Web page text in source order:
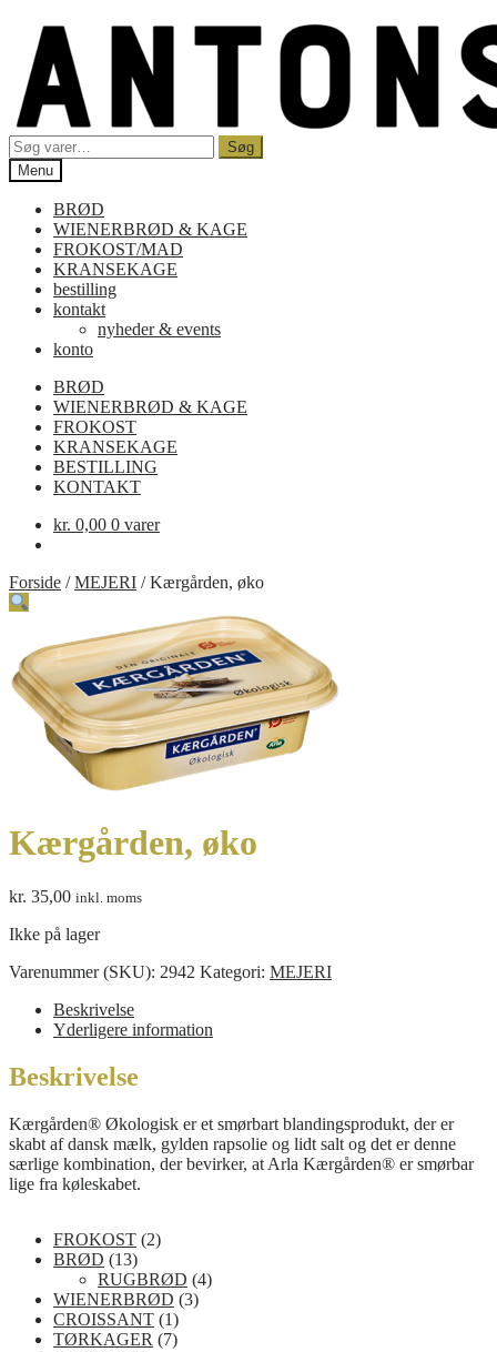
navigation
indhold
Søg
efter:
Søg
Menu
BRØD
WIENERBRØD & KAGE
FROKOST/MAD
KRANSEKAGE
bestilling
kontakt
nyheder & events
konto
BRØD
WIENERBRØD & KAGE
FROKOST
KRANSEKAGE
BESTILLING
KONTAKT
kr. 0,00 0 varer
Forside /MEJERI /Kærgården, øko
Kærgården, øko
kr. 35,00 inkl. moms
Ikke på lager
Varenummer (SKU): 2942 Kategori: MEJERI
Beskrivelse
Yderligere information
Beskrivelse
Kærgården® Økologisk er et smørbart blandingsprodukt, der er
skabt af dansk mælk, gylden rapsolie og lidt salt og det er denne
særlige kombination, der bevirker, at Arla Kærgården® er smørbar
lige fra køleskabet.
FROKOST 22
a
r
e
r
BRØD 131
3
v
a
r
RUGBRØD 44
WIENERBRØD 33
CROISSANT 11
v
TØRKAGER 77